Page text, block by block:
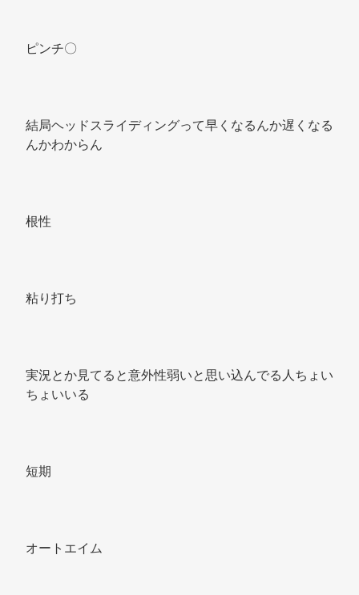
ピンチ〇
結局ヘッドスライディングって早くなるんか遅くなる
んかわからん
根性
粘り打ち
実況とか見てると意外性弱いと思い込んでる人ちょい
ちょいいる
短期
オートエイム